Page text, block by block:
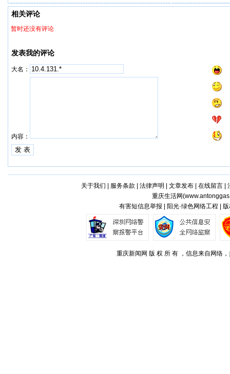
相关评论
暂时还没有评论
发表我的评论
大名：
内容：
关于我们 服务条款 法律声明 文章发布| 在线留言|
重庆生活网(
有害短信息举报 | 阳光·绿色网络工程 |
重庆新闻网 版 权 所 有 ，信息来自网络